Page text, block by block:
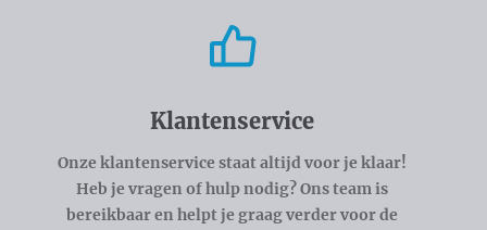
Klantenservice
Onze klantenservice staat altijd voor je klaar!
Heb je vragen of hulp nodig? Ons team is
bereikbaar en helpt je graag verder voor de